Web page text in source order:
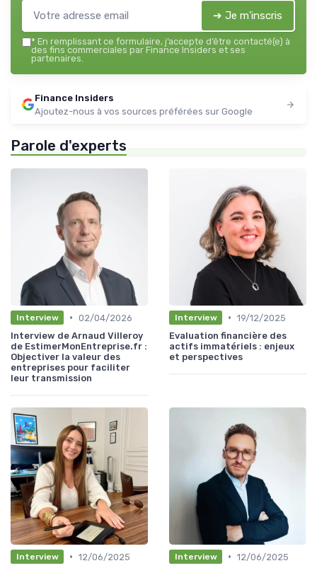
➔ Je m'inscris
* En remplissant ce formulaire, j’accepte d’être contacté(e) à
des fins commerciales par Finance Insiders et ses
partenaires.
Finance Insiders
Ajoutez-nous à vos sources préférées sur Google
Parole d'experts
Interview • 02/04/2026
Interview de Arnaud Villeroy
de EstimerMonEntreprise.fr :
Objectiver la valeur des
entreprises pour faciliter
leur transmission
Interview • 19/12/2025
Evaluation financière des
actifs immatériels : enjeux
et perspectives
Interview • 12/06/2025
Interview • 12/06/2025